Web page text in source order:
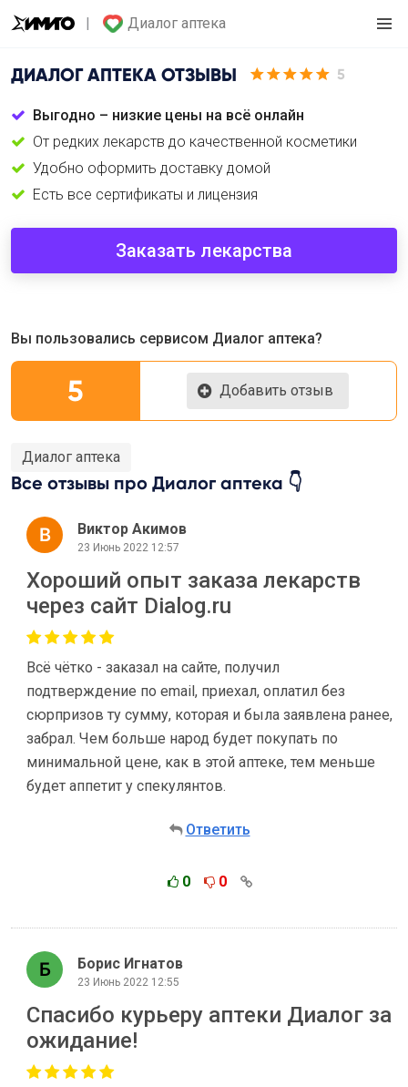
Диалог аптека
ДИАЛОГ АПТЕКА ОТЗЫВЫ 5
Выгодно – низкие цены на всё онлайн
От редких лекарств до качественной косметики
Удобно оформить доставку домой
Есть все сертификаты и лицензия
Заказать лекарства
Вы пользовались сервисом Диалог аптека?
5 Добавить отзыв
Диалог аптека
Все отзывы про Диалог аптека 👇
Виктор Акимов
23 Июнь 2022 12:57
Хороший опыт заказа лекарств
через сайт Dialog.ru
Всё чётко - заказал на сайте, получил
подтверждение по email, приехал, оплатил без
сюрпризов ту сумму, которая и была заявлена ранее,
забрал. Чем больше народ будет покупать по
минимальной цене, как в этой аптеке, тем меньше
будет аппетит у спекулянтов.
Ответить
0 0
Борис Игнатов
23 Июнь 2022 12:55
Спасибо курьеру аптеки Диалог за
ожидание!